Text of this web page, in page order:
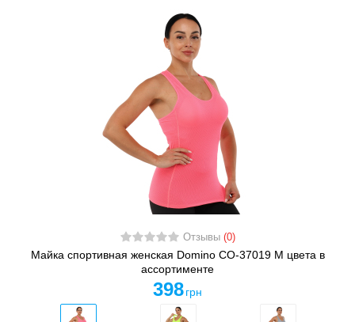
Отзывы (0)
Майка спортивная женская Domino CO-37019 M цвета в
ассортименте
398 грн